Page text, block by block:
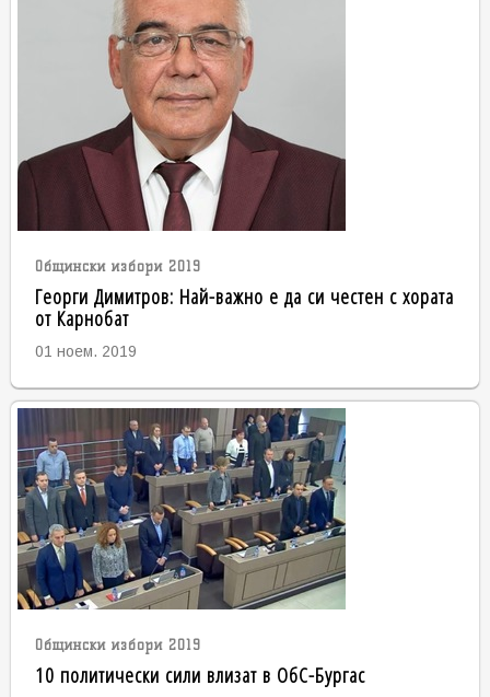
Общински избори 2019
Георги Димитров: Най-важно е да си честен с хората
от Карнобат
01 ноем. 2019
Общински избори 2019
10 политически сили влизат в ОбС-Бургас